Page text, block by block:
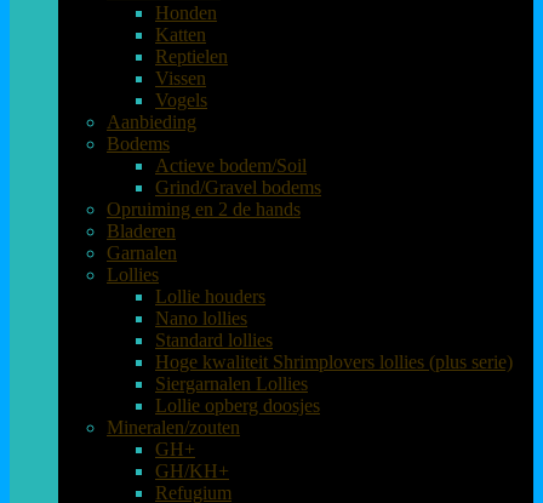
Honden
Katten
Reptielen
Vissen
Vogels
Aanbieding
Bodems
Actieve bodem/Soil
Grind/Gravel bodems
Opruiming en 2 de hands
Bladeren
Garnalen
Lollies
Lollie houders
Nano lollies
Standard lollies
Hoge kwaliteit Shrimplovers lollies (plus serie)
Siergarnalen Lollies
Lollie opberg doosjes
Mineralen/zouten
GH+
GH/KH+
Refugium